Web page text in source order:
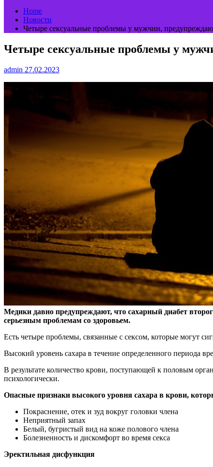
Home
Новости
Четыре сексуальные проблемы у мужчин,
Четыре сексуальные проблемы у
admin 27.02.2023
Медики давно предупреждают, что сахарный диабет
серьезным проблемам со здоровьем.
Есть четыре проблемы, связанные с сексом, которые могут
Высокий уровень сахара в течение определенного периода
В результате количество крови, поступающей к половым
психологически.
Опасные признаки высокого уровня сахара в крови,
Покраснение, отек и зуд вокруг головки члена
Неприятный запах
Белый, бугристый вид на коже полового члена
Болезненность и дискомфорт во время секса
Эректильная дисфункция